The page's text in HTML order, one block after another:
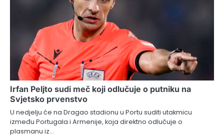
Irfan Peljto sudi meč koji odlučuje o putniku na
Svjetsko prvenstvo
U nedjelju će na Dragao stadionu u Portu suditi utakmicu
između Portugala i Armenije, koja direktno odlučuje o
plasmanu iz…